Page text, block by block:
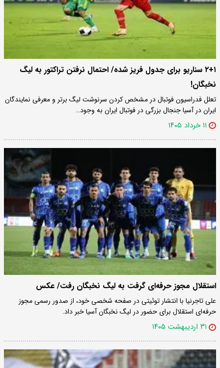
۲+۱ سناریو برای جدول فریز شده/ احتمال نرفتن تراکتور به لیگ
نخبگان!
تعلل فدراسیون فوتبال در مشخص کردن سرنوشت لیگ برتر و معرفی نمایندگان
ایران در آسیا جنجال بزرگی در فوتبال ایران به وجود…
۱۱ خرداد ۱۴۰۵
استقلال مجوز حرفه‌ای گرفت به لیگ نخبگان رفت/ عکس
علی تاجرنیا با انتشار توئیتی در صفحه شخصی خود، از صدور رسمی مجوز
حرفه‌ای استقلال برای حضور در لیگ نخبگان آسیا خبر داد.
۳۱ اردیبهشت ۱۴۰۵